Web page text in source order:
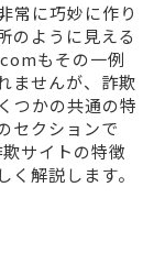
常に巧妙に作り
のように見える
もその一例
ませんが、詐欺
つかの共通の特
セクションで
サイトの特徴
解説します。